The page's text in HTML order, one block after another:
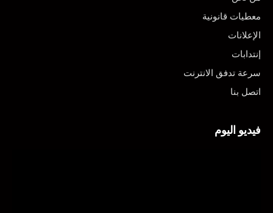
معطيات قانونية
الإعلانات
إنتدابات
سرعة تدفق الانترنت
اتصل بنا
فيديو اليوم